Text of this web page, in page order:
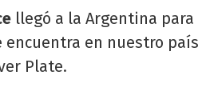
llegó a la Argentina para
encuentra en nuestro país
Plate.